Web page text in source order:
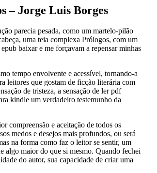
– Jorge Luis Borges
parecia pesada, como um martelo-pilão
uma teia complexa Prólogos, com um
baixar e me forçavam a repensar minhas
tempo envolvente e acessível, tornando-a
leitores que gostam de ficção literária com
de tristeza, a sensação de ler pdf
kindle um verdadeiro testemunho da
compreensão e aceitação de todos os
medos e desejos mais profundos, ou será
na forma como faz o leitor se sentir, um
algo maior do que si mesmo. Quando fechei
do autor, sua capacidade de criar uma